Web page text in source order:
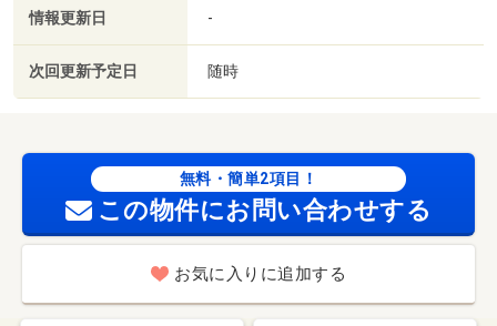
情報更新日 -
次回更新予定日 随時
無料・簡単2項目！
この物件にお問い合わせする
お気に入りに追加する